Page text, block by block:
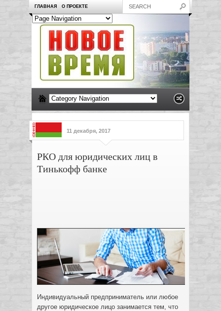
ГЛАВНАЯ О ПРОЕКТЕ
11 декабря, 2017
РКО для юридических лиц в
Тинькофф банке
Индивидуальный предприниматель или любое
другое юридическое лицо занимается тем, что